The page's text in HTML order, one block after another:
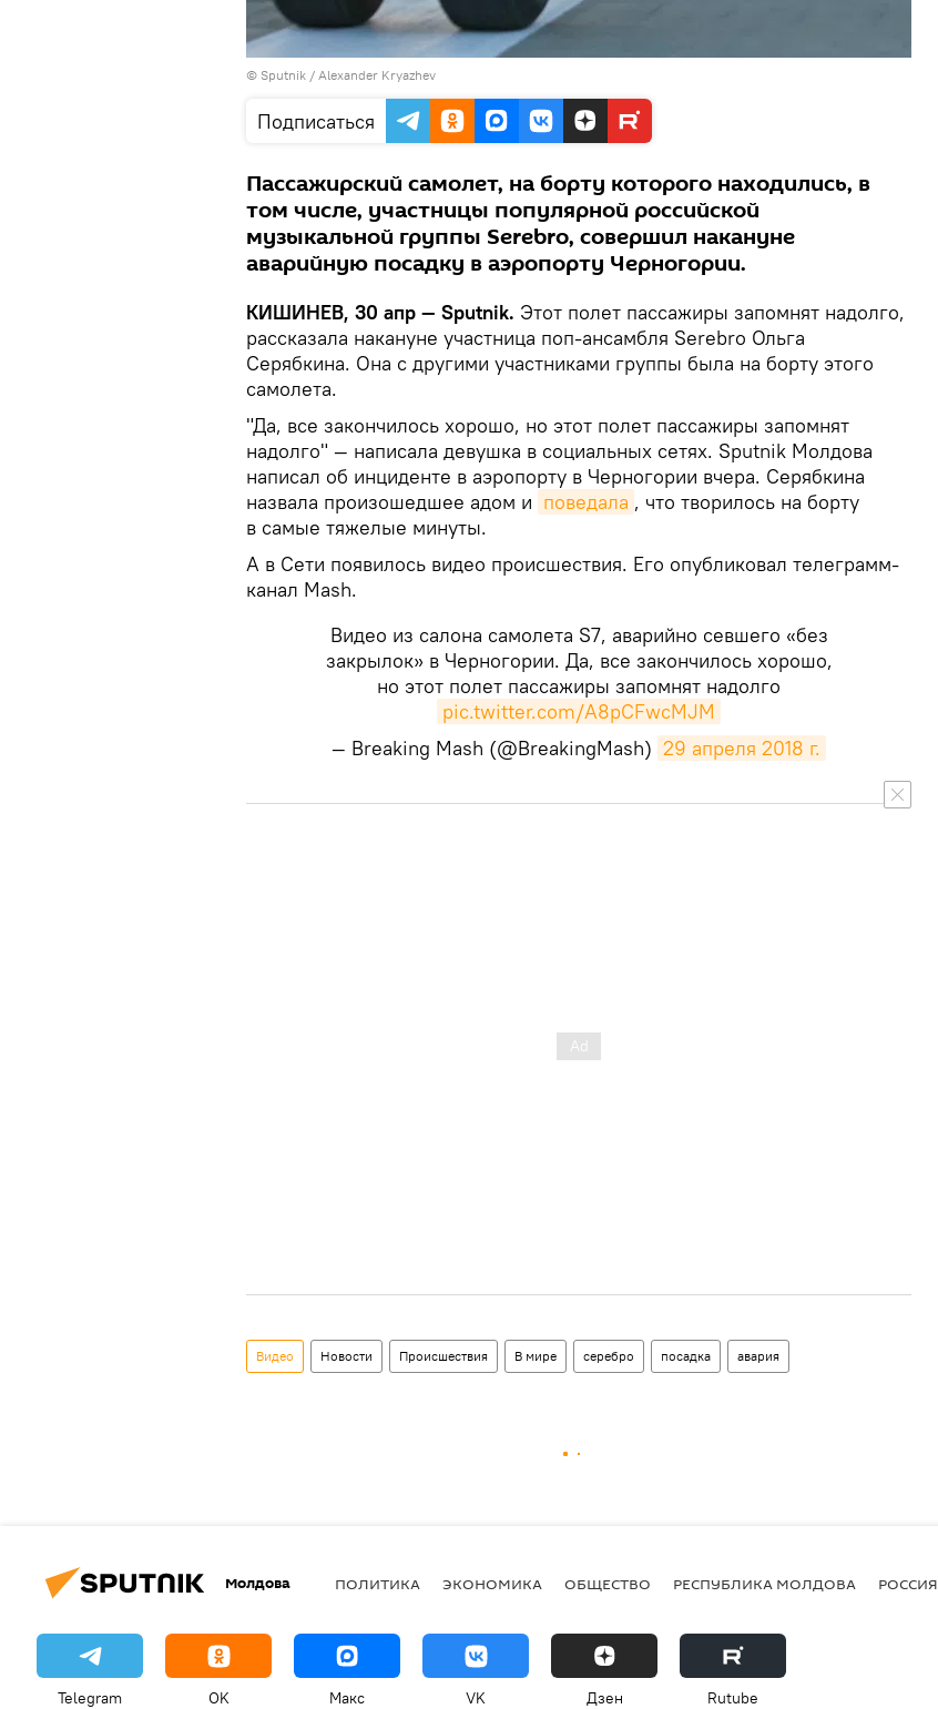
© Sputnik / Alexander Kryazhev
Подписаться
Пассажирский самолет, на борту которого находились, в
том числе, участницы популярной российской
музыкальной группы Serebro, совершил накануне
аварийную посадку в аэропорту Черногории.
КИШИНЕВ, 30 апр — Sputnik. Этот полет пассажиры запомнят надолго,
рассказала накануне участница поп-ансамбля Serebro Ольга
Серябкина. Она с другими участниками группы была на борту этого
самолета.
"Да, все закончилось хорошо, но этот полет пассажиры запомнят
надолго" — написала девушка в социальных сетях. Sputnik Молдова
написал об инциденте в аэропорту в Черногории вчера. Серябкина
назвала произошедшее адом и поведала , что творилось на борту
в самые тяжелые минуты.
А в Сети появилось видео происшествия. Его опубликовал телеграмм-
канал Mаsh.
Видео из салона самолета S7, аварийно севшего «без
закрылок» в Черногории. Да, все закончилось хорошо,
но этот полет пассажиры запомнят надолго
pic.twitter.com/A8pCFwcMJM
— Breaking Mash (@BreakingMash) 29 апреля 2018 г.
Видео Новости Происшествия В мире серебро посадка авария
Молдова ПОЛИТИКА ЭКОНОМИКА ОБЩЕСТВО РЕСПУБЛИКА МОЛДОВА РОССИЯ
Telegram OK Макс VK Дзен Rutube